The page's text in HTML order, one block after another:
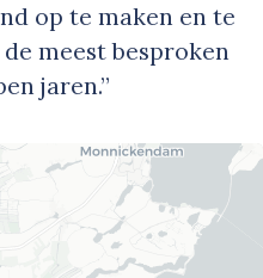
op te maken en te
meest besproken
jaren.”